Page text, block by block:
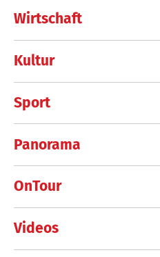
Wirtschaft
Kultur
Sport
Panorama
OnTour
Videos